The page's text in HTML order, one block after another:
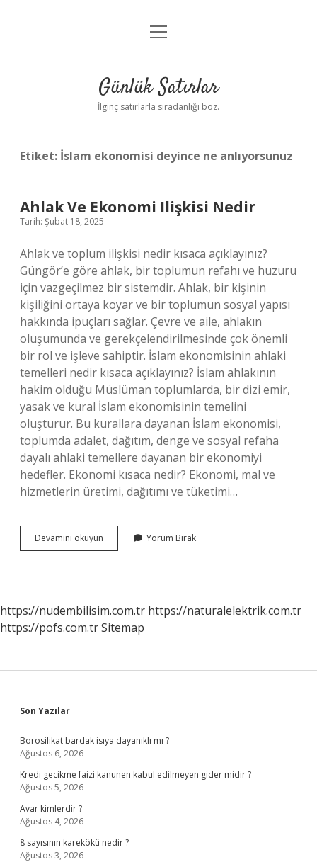
Anasayfa
Yasal Uyarı
menüyü
Günlük Satırlar
İlginç satırlarla sıradanlığı boz.
Etiket: İslam ekonomisi deyince ne anlıyorsunuz
Ahlak Ve Ekonomi Ilişkisi Nedir
Tarih: Şubat 18, 2025
Ahlak ve toplum ilişkisi nedir kısaca açıklayınız?
Güngör’e göre ahlak, bir toplumun refahı ve huzuru
için vazgeçilmez bir sistemdir. Ahlak, bir kişinin
kişiliğini ortaya koyar ve bir toplumun sosyal yapısı
hakkında ipuçları sağlar. Çevre ve aile, ahlakın
oluşumunda ve gerekçelendirilmesinde çok önemli
bir rol ve işleve sahiptir. İslam ekonomisinin ahlaki
temelleri nedir kısaca açıklayınız? İslam ahlakının
hakim olduğu Müslüman toplumlarda, bir dizi emir,
yasak ve kural İslam ekonomisinin temelini
oluşturur. Bu kurallara dayanan İslam ekonomisi,
toplumda adalet, dağıtım, denge ve sosyal refaha
dayalı ahlaki temellere dayanan bir ekonomiyi
hedefler. Ekonomi kısaca nedir? Ekonomi, mal ve
hizmetlerin üretimi, dağıtımı ve tüketimi…
Devamını okuyun
Ve
Yorum Bırak
https://nudembilisim.com.tr https://naturalelektrik.com.tr
https://pofs.com.trSitemap
Sidebar
Son Yazılar
Borosilikat bardak isıya dayanıklı mı ?
Ağustos 6, 2026
Kredi gecikme faizi kanunen kabul edilmeyen gider midir ?
Ağustos 5, 2026
Avar kimlerdir ?
Ağustos 4, 2026
8 sayısının karekökü nedir ?
Ağustos 3, 2026